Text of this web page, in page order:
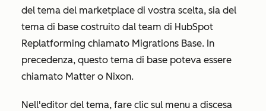
del tema del marketplace di vostra scelta, sia del
tema di base costruito dal team di HubSpot
Replatforming chiamato Migrations Base. In
precedenza, questo tema di base poteva essere
chiamato Matter o Nixon.
Nell'editor del tema, fare clic sul menu a discesa